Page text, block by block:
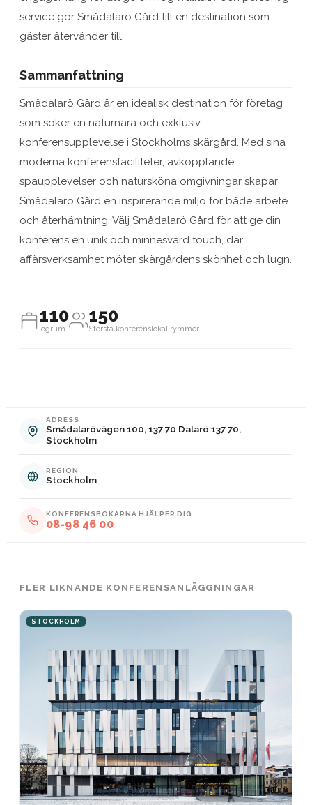
service gör Smådalarö Gård till en destination som
gäster återvänder till.
Sammanfattning
Smådalarö Gård är en idealisk destination för företag
som söker en naturnära och exklusiv
konferensupplevelse i Stockholms skärgård. Med sina
moderna konferensfaciliteter, avkopplande
spaupplevelser och natursköna omgivningar skapar
Smådalarö Gård en inspirerande miljö för både arbete
och återhämtning. Välj Smådalarö Gård för att ge din
konferens en unik och minnesvärd touch, där
affärsverksamhet möter skärgårdens skönhet och lugn.
110
logrum
150
Största konferenslokal rymmer
ADRESS
Smådalarövägen 100, 137 70 Dalarö 137 70,
Stockholm
REGION
Stockholm
KONFERENSBOKARNA HJÄLPER DIG
08-98 46 00
FLER LIKNANDE KONFERENSANLÄGGNINGAR
STOCKHOLM